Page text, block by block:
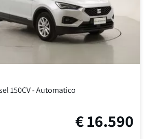
150CV-Automatico
€16.590